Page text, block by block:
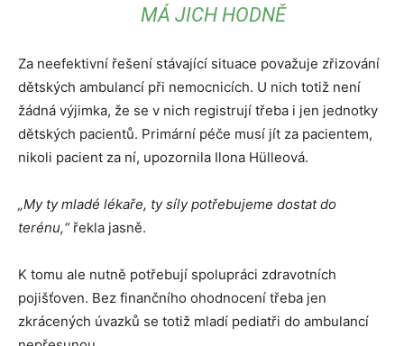
MÁ JICH HODNĚ
Za neefektivní řešení stávající situace považuje zřizování
dětských ambulancí při nemocnicích. U nich totiž není
žádná výjimka, že se v nich registrují třeba i jen jednotky
dětských pacientů. Primární péče musí jít za pacientem,
nikoli pacient za ní, upozornila Ilona Hülleová.
„My ty mladé lékaře, ty síly potřebujeme dostat do
terénu,“řekla jasně.
K tomu ale nutně potřebují spolupráci zdravotních
pojišťoven. Bez finančního ohodnocení třeba jen
zkrácených úvazků se totiž mladí pediatři do ambulancí